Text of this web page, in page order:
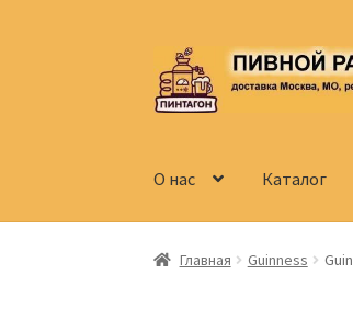
Перейти
к
навигации
Перейти
к
содержимому
О нас Каталог
Главная Аккаунт Доставка
Главная Guinness